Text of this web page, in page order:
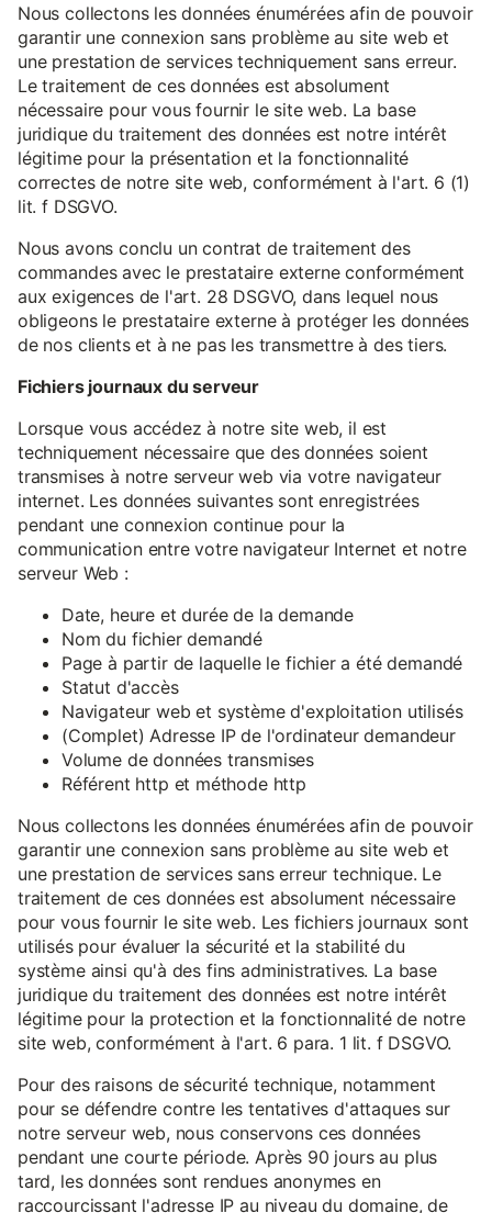
Nous collectons les données énumérées afin de pouvoir
garantir une connexion sans problème au site web et
une prestation de services techniquement sans erreur.
Le traitement de ces données est absolument
nécessaire pour vous fournir le site web. La base
juridique du traitement des données est notre intérêt
légitime pour la présentation et la fonctionnalité
correctes de notre site web, conformément à l'art. 6 (1)
lit. f DSGVO.
Nous avons conclu un contrat de traitement des
commandes avec le prestataire externe conformément
aux exigences de l'art. 28 DSGVO, dans lequel nous
obligeons le prestataire externe à protéger les données
de nos clients et à ne pas les transmettre à des tiers.
Fichiers journaux du serveur
Lorsque vous accédez à notre site web, il est
techniquement nécessaire que des données soient
transmises à notre serveur web via votre navigateur
internet. Les données suivantes sont enregistrées
pendant une connexion continue pour la
communication entre votre navigateur Internet et notre
serveur Web :
Date, heure et durée de la demande
Nom du fichier demandé
Page à partir de laquelle le fichier a été demandé
Statut d'accès
Navigateur web et système d'exploitation utilisés
(Complet) Adresse IP de l'ordinateur demandeur
Volume de données transmises
Référent http et méthode http
Nous collectons les données énumérées afin de pouvoir
garantir une connexion sans problème au site web et
une prestation de services sans erreur technique. Le
traitement de ces données est absolument nécessaire
pour vous fournir le site web. Les fichiers journaux sont
utilisés pour évaluer la sécurité et la stabilité du
système ainsi qu'à des fins administratives. La base
juridique du traitement des données est notre intérêt
légitime pour la protection et la fonctionnalité de notre
site web, conformément à l'art. 6 para. 1 lit. f DSGVO.
Pour des raisons de sécurité technique, notamment
pour se défendre contre les tentatives d'attaques sur
notre serveur web, nous conservons ces données
pendant une courte période. Après 90 jours au plus
tard, les données sont rendues anonymes en
raccourcissant l'adresse IP au niveau du domaine, de